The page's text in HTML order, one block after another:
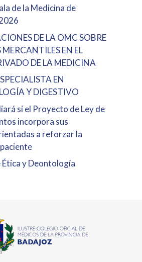
de la Medicina de
DE LA OMC SOBRE
EN EL
DE LA MEDICINA
EN
Y DIGESTIVO
si el Proyecto de Ley de
incorpora sus
a reforzar la
Ética y Deontología